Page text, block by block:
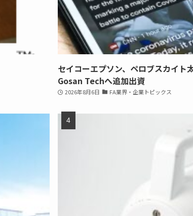
セイコーエプソン、ペロブスカイト
Gosan Techへ追加出資
2026年8月6日 FA業界・企業トピックス